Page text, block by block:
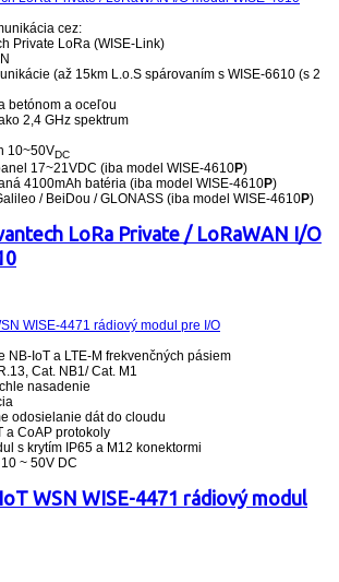
cez:
Private LoRa (WISE-Link)
(až 15km L.o.S spárovaním s WISE-6610 (s 2
betónom a oceľou
2,4 GHz spektrum
10~50VDC
17~21VDC (iba model WISE-4610P)
4100mAh batéria (iba model WISE-4610P)
/ BeiDou / GLONASS (iba model WISE-4610P)
LoRa Private / LoRaWAN I/O
NB-IoT a LTE-M frekvenčných pásiem
Cat. NB1/ Cat. M1
nasadenie
odosielanie dát do cloudu
a CoAP protokoly
s krytím IP65 a M12 konektormi
~ 50V DC
WSN WISE-4471 rádiový modul